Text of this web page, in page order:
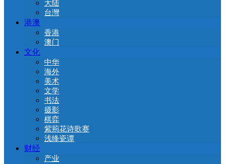
大陆
台灣
港澳
香港
澳门
文化
中华
海外
美术
文学
书法
摄影
棋弈
紫荊花诗歌赛
浅绛瓷谭
财经
产业